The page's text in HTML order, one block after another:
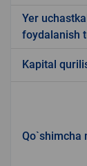
Yer
foydalanish
Kapital
Qo`shimcha